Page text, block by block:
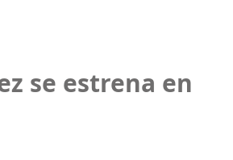
se estrena en